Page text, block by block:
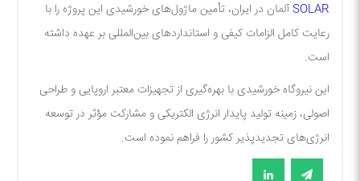
SOLARآلمان در ایران، تأمین ماژول‌های خورشیدی این پروژه را با
رعایت کامل الزامات کیفی و استانداردهای بین‌المللی بر عهده داشته
است.
این نیروگاه خورشیدی با بهره‌گیری از تجهیزات معتبر اروپایی و طراحی
اصولی، زمینه تولید پایدار انرژی الکتریکی و مشارکت مؤثر در توسعه
انرژی‌های تجدیدپذیر کشور را فراهم نموده است.